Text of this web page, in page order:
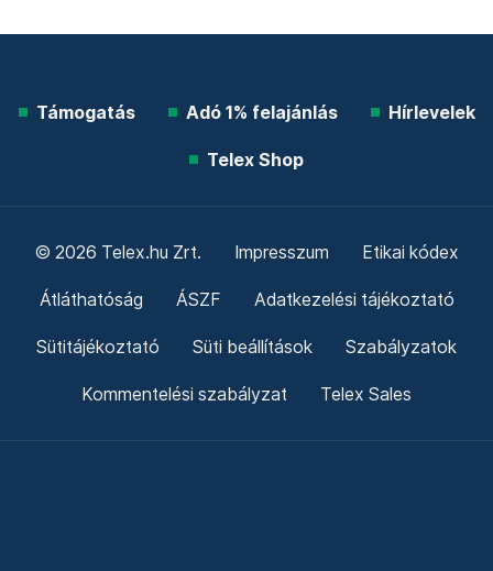
Támogatás Adó 1% felajánlás Hírlevelek
Telex Shop
© 2026 Telex.hu Zrt. Impresszum Etikai kódex
Átláthatóság ÁSZF Adatkezelési tájékoztató
Sütitájékoztató Süti beállítások Szabályzatok
Kommentelési szabályzat Telex Sales